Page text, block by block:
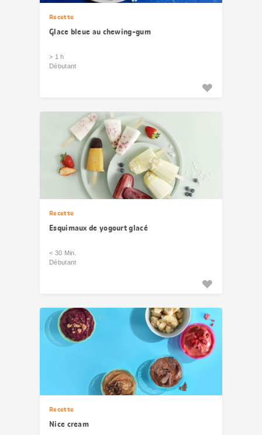
Recette
Glace bleue au chewing-gum
> 1 h
Débutant
Recette
Esquimaux de yogourt glacé
< 30 Min.
Débutant
Recette
Nice cream